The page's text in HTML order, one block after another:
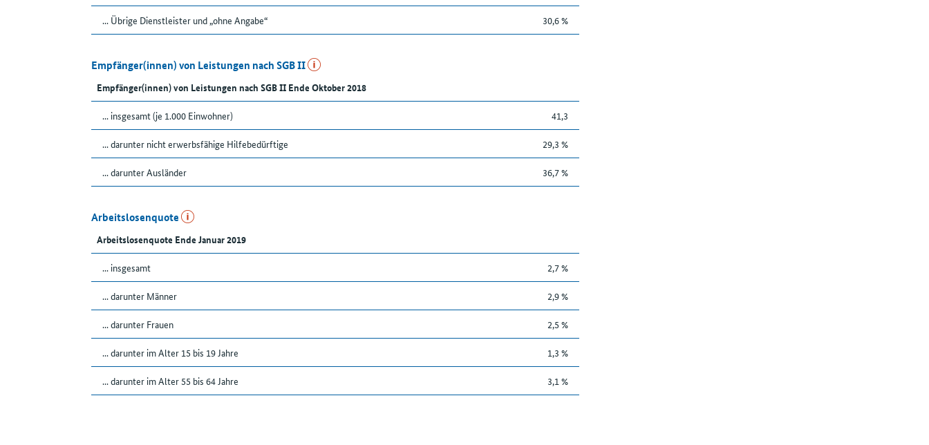
... Übrige Dienstleister und „ohne Angabe“ 30,6 %
Empfänger(innen) von Leistungen nach SGB II
Empfänger(innen) von Leistungen nach SGB II Ende Oktober 2018
... insgesamt (je 1.000 Einwohner) 41,3
... darunter nicht erwerbsfähige Hilfebedürftige 29,3 %
... darunter Ausländer 36,7 %
Arbeitslosenquote
Arbeitslosenquote Ende Januar 2019
... insgesamt 2,7 %
... darunter Männer 2,9 %
... darunter Frauen 2,5 %
... darunter im Alter 15 bis 19 Jahre 1,3 %
... darunter im Alter 55 bis 64 Jahre 3,1 %